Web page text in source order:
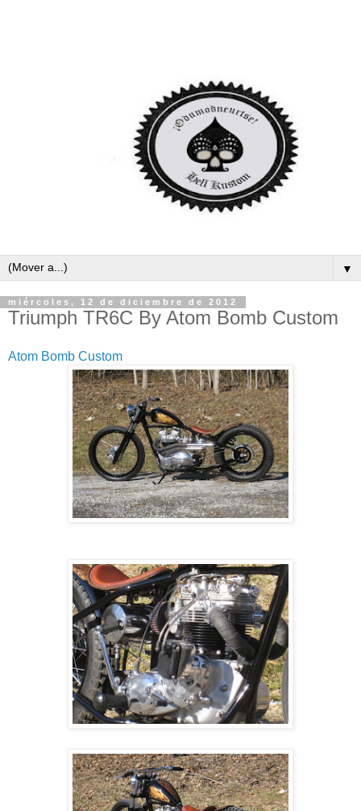
▼
miércoles, 12 de diciembre de 2012
Triumph TR6C By Atom Bomb Custom
Atom Bomb Custom